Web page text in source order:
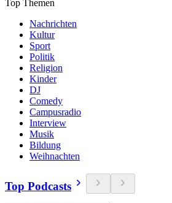
Top Themen
Nachrichten
Kultur
Sport
Politik
Religion
Kinder
DJ
Comedy
Campusradio
Interview
Musik
Bildung
Weihnachten
Top Podcasts